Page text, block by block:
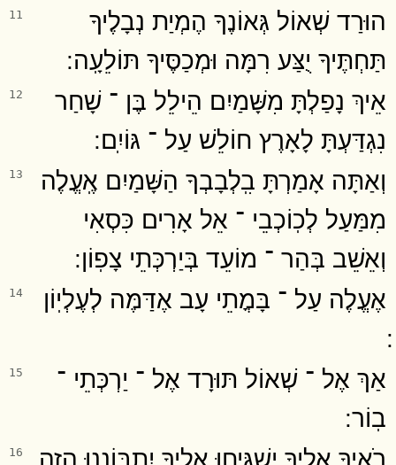
11
הוּרַד שְׁאוֹל גְּאוֹנֶךָ הֶמְיַת נְבָלֶיךָ
תַּחְתֶּיךָ יֻצַּע רִמָּה וּמְכַסֶּיךָ תּוֹלֵעָֽה ׃
12
אֵיךְ נָפַלְתָּ מִשָּׁמַיִם הֵילֵל בֶּן ־ שָׁחַר
נִגְדַּעְתָּ לָאָרֶץ חוֹלֵשׁ עַל ־ גּוֹיִֽם ׃
13
וְאַתָּה אָמַרְתָּ בִֽלְבָבְךָ הַשָּׁמַיִם אֶֽעֱלֶה
מִמַּעַל לְכֽוֹכְבֵי ־ אֵל אָרִים כִּסְאִי
וְאֵשֵׁב בְּהַר ־ מוֹעֵד בְּיַרְכְּתֵי צָפֽוֹן ׃
14
אֶעֱלֶה עַל ־ בָּמֳתֵי עָב אֶדַּמֶּה לְעֶלְיֽוֹן
15
אַךְ אֶל ־ שְׁאוֹל תּוּרָד אֶל ־ יַרְכְּתֵי ־
בֽוֹר ׃
16 רֹאֶיךָ אֵלֶיךָ יַשְׁגִּיחוּ אֵלֶיךָ יִתְבּוֹנָנוּ הֲזֶה